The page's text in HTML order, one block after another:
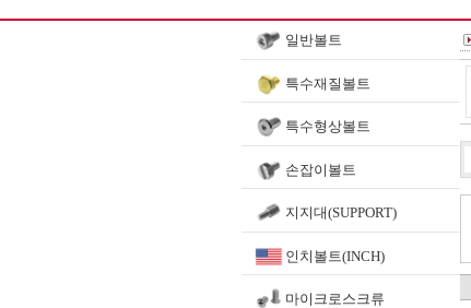
일반볼트
특수재질볼트
특수형상볼트
손잡이볼트
지지대(SUPPORT)
인치볼트(INCH)
마이크로스크류